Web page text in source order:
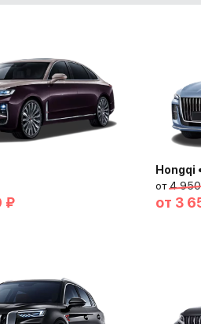
₽
Hongqi
от4
от 3